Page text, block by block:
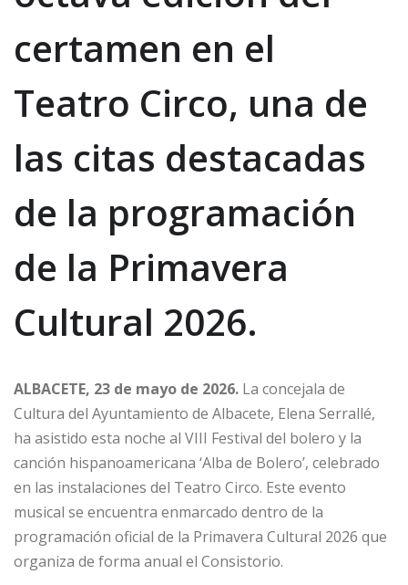
certamen en el
Teatro Circo, una de
las citas destacadas
de la programación
de la Primavera
Cultural 2026.
ALBACETE, 23 de mayo de 2026. La concejala de
Cultura del Ayuntamiento de Albacete, Elena Serrallé,
ha asistido esta noche al VIII Festival del bolero y la
canción hispanoamericana ‘Alba de Bolero’, celebrado
en las instalaciones del Teatro Circo. Este evento
musical se encuentra enmarcado dentro de la
programación oficial de la Primavera Cultural 2026 que
organiza de forma anual el Consistorio.